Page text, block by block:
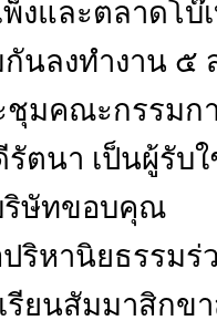
งและตลาดโบ๊
นลงทำงาน ๕
ชุมคณะกรรม
ตนา เป็นผู้รับ
ริษัทขอบคุณ
ริหานิยธรรม
รียนสัมมาสิกข